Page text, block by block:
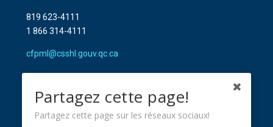
819 623-4111
1 866 314-4111
cfpml@csshl.gouv.qc.ca
Partagez cette page!
Partagez cette page sur les réseaux sociaux!